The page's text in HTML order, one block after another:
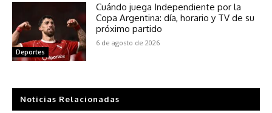
Deportes
Cuándo juega Independiente por la
Copa Argentina: día, horario y TV de su
próximo partido
6 de agosto de 2026
Noticias Relacionadas